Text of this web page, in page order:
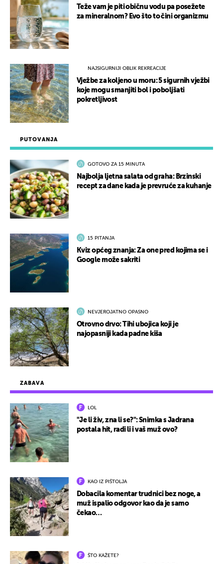
ZABAVA
LOL
"Je li živ, zna li se?": Snimka s Jadrana
postala hit, radi li i vaš muž ovo?
KAO IZ PIŠTOLJA
Dobacila komentar trudnici bez noge, a
muž ispalio odgovor kao da je samo
čekao…
ŠTO KAŽETE?
PUTOVANJA
GOTOVO ZA 15 MINUTA
Najbolja ljetna salata od graha: Brzinski
recept za dane kada je prevruće za kuhanje
15 PITANJA
Kviz općeg znanja: Za one pred kojima se i
Google može sakriti
NEVJEROJATNO OPASNO
Otrovno drvo: Tihi ubojica koji je
najopasniji kada padne kiša
Teže vam je piti običnu vodu pa posežete
za mineralnom? Evo što to čini organizmu
NAJSIGURNIJI OBLIK REKREACIJE
Vježbe za koljeno u moru: 5 sigurnih vježbi
koje mogu smanjiti bol i poboljšati
pokretljivost